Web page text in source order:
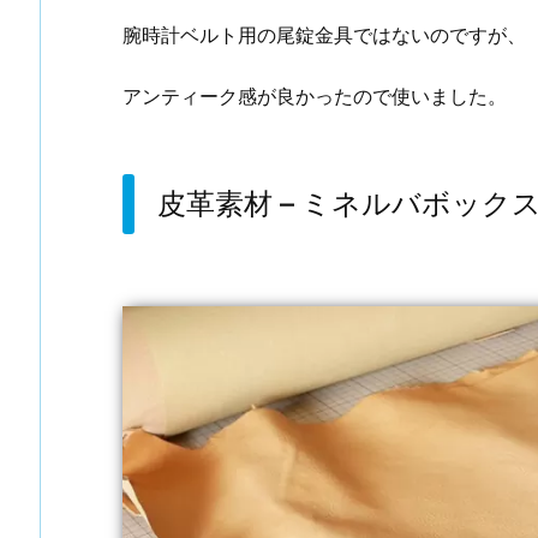
腕時計ベルト用の尾錠金具ではないのですが、
アンティーク感が良かったので使いました。
皮革素材 – ミネルバボック